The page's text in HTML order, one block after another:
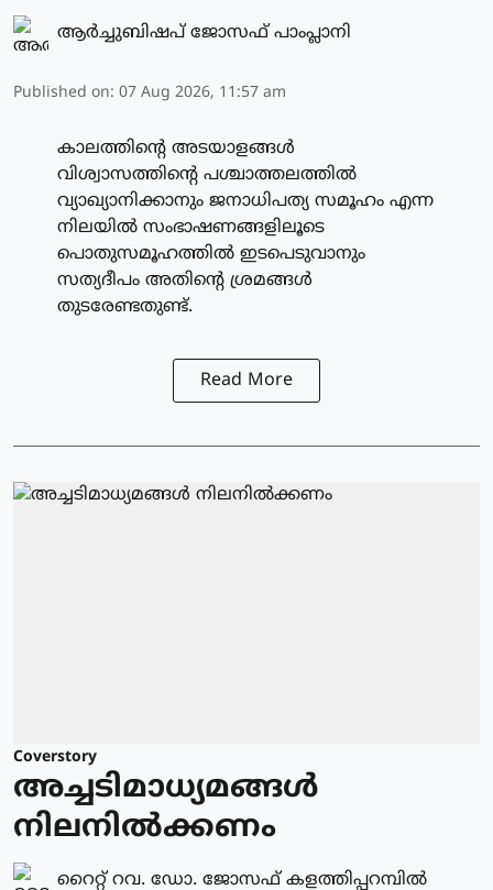
ആർച്ചുബിഷപ് ജോസഫ് പാംപ്ലാനി
Published on: 07 Aug 2026, 11:57 am
കാലത്തിന്റെ അടയാളങ്ങൾ
വിശ്വാസത്തിന്റെ പശ്ചാത്തലത്തിൽ
വ്യാഖ്യാനിക്കാനും ജനാധിപത്യ സമൂഹം എന്ന
നിലയിൽ സംഭാഷണങ്ങളിലൂടെ
പൊതുസമൂഹത്തിൽ ഇടപെടുവാനും
സത്യദീപം അതിന്റെ ശ്രമങ്ങൾ
തുടരേണ്ടതുണ്ട്.
Read More
Coverstory
അച്ചടിമാധ്യമങ്ങൾ
നിലനിൽക്കണം
റൈറ്റ് റവ. ഡോ. ജോസഫ് കളത്തിപ്പറമ്പിൽ